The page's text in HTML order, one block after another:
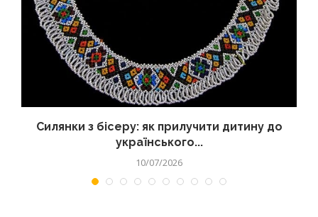
Силянки з бісеру: як прилучити дитину до
українського...
10/07/2026